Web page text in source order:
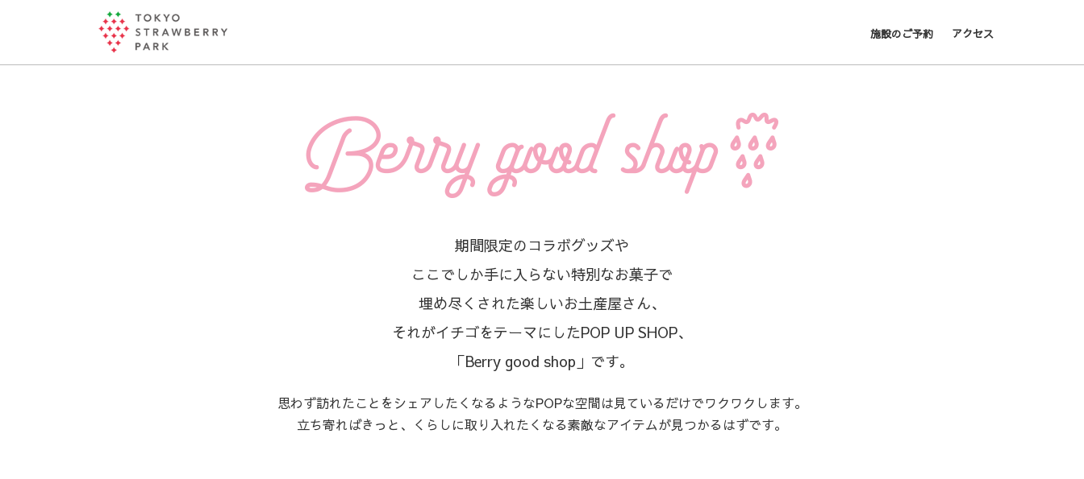
施設のご予約 アクセス
期間限定のコラボグッズや
ここでしか手に入らない特別なお菓子で
埋め尽くされた楽しいお土産屋さん、
それがイチゴをテーマにしたPOP UP SHOP、
「Berry good shop」です。
思わず訪れたことをシェアしたくなるようなPOPな空間は見ているだけでワクワクします。
立ち寄ればきっと、くらしに取り入れたくなる素敵なアイテムが見つかるはずです。